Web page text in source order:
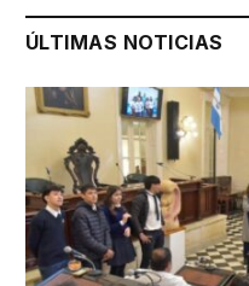
ÚLTIMAS NOTICIAS